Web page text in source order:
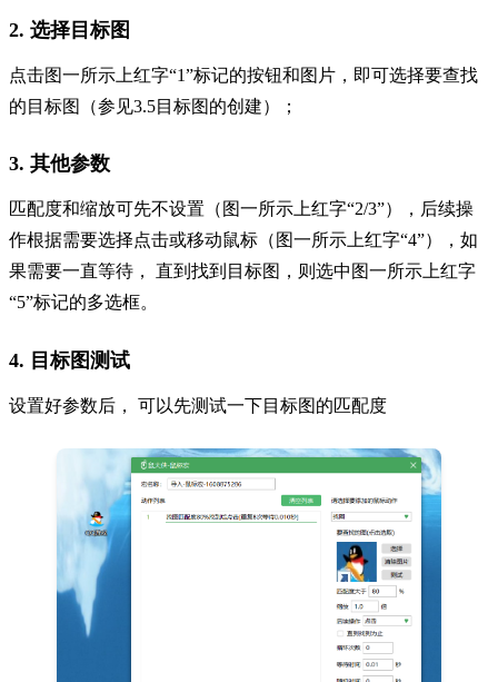
2. 选择目标图
点击图一所示上红字“1”标记的按钮和图片，即可选择要查找
的目标图（参见3.5目标图的创建）；
3. 其他参数
匹配度和缩放可先不设置（图一所示上红字“2/3”），后续操
作根据需要选择点击或移动鼠标（图一所示上红字“4”），如
果需要一直等待， 直到找到目标图，则选中图一所示上红字
“5”标记的多选框。
4. 目标图测试
设置好参数后， 可以先测试一下目标图的匹配度